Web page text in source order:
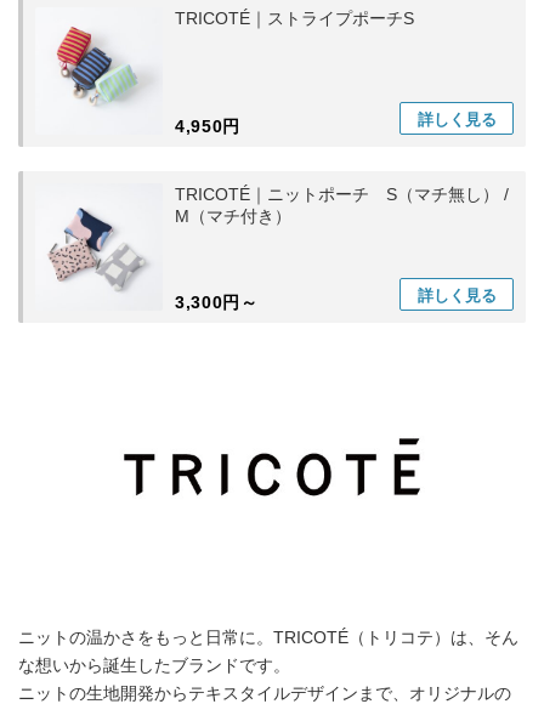
TRICOTÉ｜ストライプポーチS
4,950円 詳しく 見る
TRICOTÉ｜ニットポーチ S（マチ無し） /
M（マチ付き）
3,300円～ 詳しく 見る
ニットの温かさをもっと日常に。TRICOTÉ（トリコテ）は、そん
な想いから誕生したブランドです。
ニットの生地開発からテキスタイルデザインまで、オリジナルの